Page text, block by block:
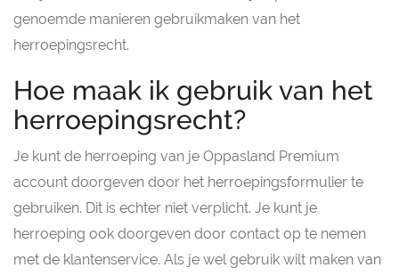
genoemde manieren gebruikmaken van het
herroepingsrecht.
Hoe maak ik gebruik van het
herroepingsrecht?
Je kunt de herroeping van je Oppasland Premium
account doorgeven door het herroepingsformulier te
gebruiken. Dit is echter niet verplicht. Je kunt je
herroeping ook doorgeven door contact op te nemen
met de klantenservice. Als je wel gebruik wilt maken van